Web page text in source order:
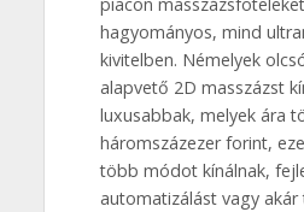
hagyományos, mind
kivitelben. Némelyek
alapvető 2D masszázst
luxusabbak, melyek ára
háromszázezer forint,
több módot kínálnak,
automatizálást vagy akár